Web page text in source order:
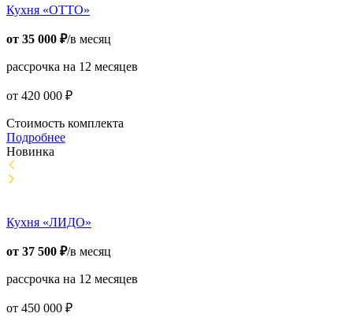
Кухня «ОТТО»
от 35 000 ₽/в месяц
рассрочка на 12 месяцев
от 420 000 ₽
Стоимость комплекта
Подробнее
Новинка
Кухня «ЛИДО»
от 37 500 ₽/в месяц
рассрочка на 12 месяцев
от 450 000 ₽